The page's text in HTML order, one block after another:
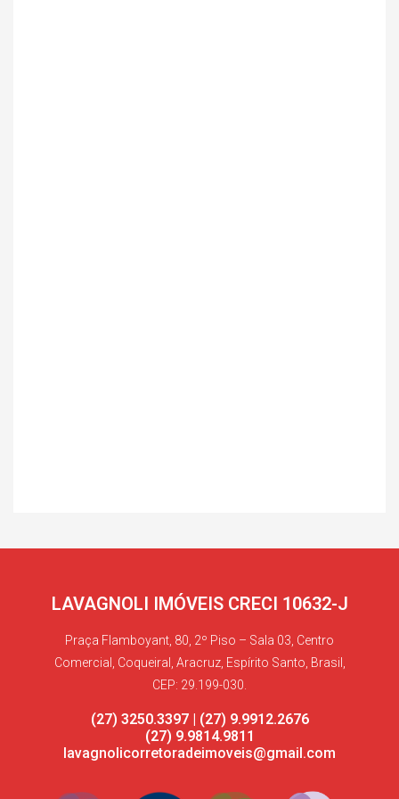
LAVAGNOLI IMÓVEIS CRECI 10632-J
Praça Flamboyant, 80, 2º Piso – Sala 03, Centro
Comercial, Coqueiral, Aracruz, Espírito Santo, Brasil,
CEP: 29.199-030.
(27) 3250.3397 | (27) 9.9912.2676
(27) 9.9814.9811
lavagnolicorretoradeimoveis@gmail.com